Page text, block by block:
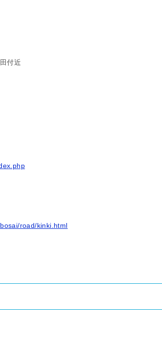
付近
road/kinki.html